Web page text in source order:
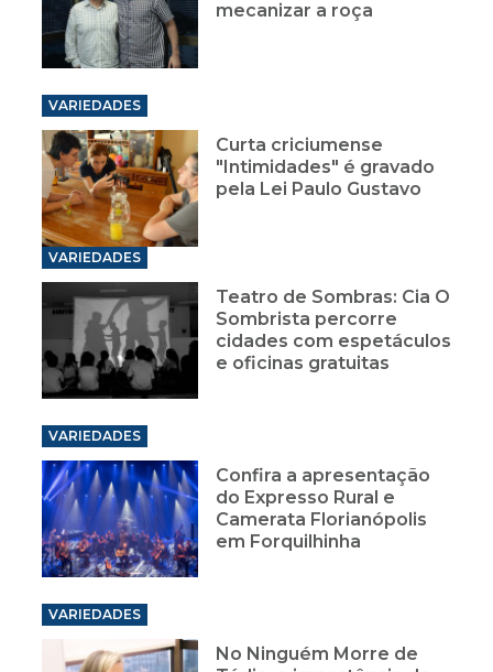
mecanizar a roça
VARIEDADES
Curta criciumense
"Intimidades" é gravado
pela Lei Paulo Gustavo
VARIEDADES
Teatro de Sombras: Cia O
Sombrista percorre
cidades com espetáculos
e oficinas gratuitas
VARIEDADES
Confira a apresentação
do Expresso Rural e
Camerata Florianópolis
em Forquilhinha
VARIEDADES
No Ninguém Morre de